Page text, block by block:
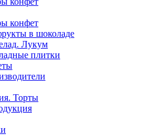
конфет
в шоколаде
Лукум
плитки
Торты